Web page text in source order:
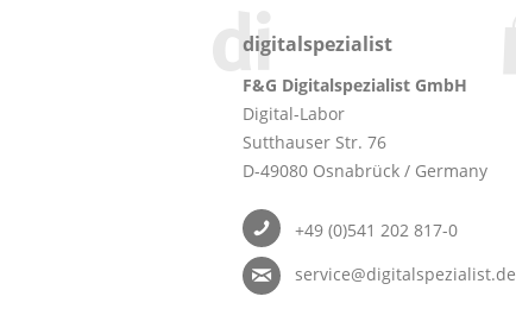
digitalspezialist
F&G Digitalspezialist GmbH
Digital-Labor
Sutthauser Str. 76
D-49080 Osnabrück / Germany
+49 (0)541 202 817-0
service@digitalspezialist.de